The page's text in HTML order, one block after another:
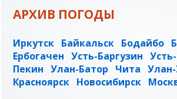
АРХИВ ПОГОДЫ
Иркутск Байкальск Бодайбо
Ербогачен Усть-Баргузин
Пекин Улан-Батор Чита
Красноярск Новосибирск